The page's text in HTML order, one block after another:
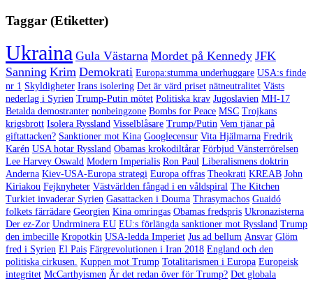
Taggar (Etiketter)
Ukraina Gula Västarna Mordet på Kennedy JFK
Sanning Krim Demokrati Europa:stumma underhuggare USA:s finde
nr 1 Skyldigheter Irans isolering Det är värd priset nätneutralitet Västs
nederlag i Syrien Trump-Putin mötet Politiska krav Jugoslavien MH-17
Betalda demostranter nonbeingzone Bombs for Peace MSC Trojkans
krigsbrott Isolera Ryssland Visselblåsare Trump/Putin Vem tjänar på
giftattacken? Sanktioner mot Kina Googlecensur Vita Hjälmarna Fredrik
Karén USA hotar Ryssland Obamas krokodiltårar Förbjud Vänsterrörelsen
Lee Harvey Oswald Modern Imperialis Ron Paul Liberalismens doktrin
Anderna Kiev-USA-Europa strategi Europa offras Theokrati KREAB John
Kiriakou Fejknyheter Västvärlden fångad i en våldspiral The Kitchen
Turkiet invaderar Syrien Gasattacken i Douma Thrasymachos Guaidó
folkets färrädare Georgien Kina omringas Obamas fredspris Ukronazisterna
Der ez-Zor Undrminera EU EU:s förlängda sanktioner mot Ryssland Trump
den imbecille Kropotkin USA-ledda Imperiet Jus ad bellum Ansvar Glöm
fred i Syrien El Pais Färgrevolutionen i Iran 2018 England och den
politiska cirkusen. Kuppen mot Trump Totalitarismen i Europa Europeisk
integritet McCarthyismen Är det redan över för Trump? Det globala